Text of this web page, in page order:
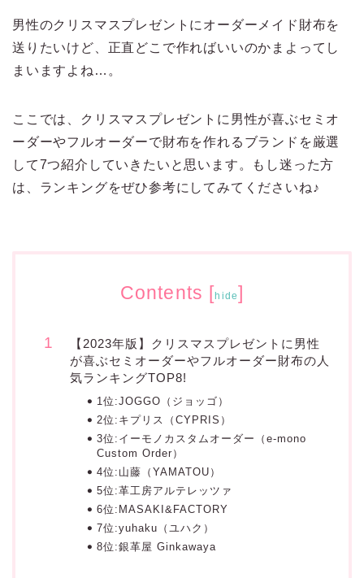
男性のクリスマスプレゼントにオーダーメイド財布を
送りたいけど、正直どこで作ればいいのかまよってし
まいますよね…。
ここでは、クリスマスプレゼントに男性が喜ぶセミオ
ーダーやフルオーダーで財布を作れるブランドを厳選
して7つ紹介していきたいと思います。もし迷った方
は、ランキングをぜひ参考にしてみてくださいね♪
Contents [hide]
【2023年版】クリスマスプレゼントに男性
が喜ぶセミオーダーやフルオーダー財布の人
気ランキングTOP8!
1位:JOGGO（ジョッゴ）
2位:キプリス（CYPRIS）
3位:イーモノカスタムオーダー（e-mono
Custom Order）
4位:山藤（YAMATOU）
5位:革工房アルテレッツァ
6位:MASAKI&FACTORY
7位:yuhaku（ユハク）
8位:銀革屋 Ginkawaya